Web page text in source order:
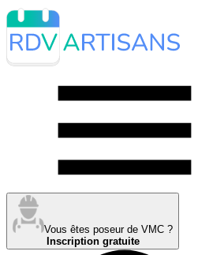
Vous êtes poseur de VMC ?
Inscription gratuite